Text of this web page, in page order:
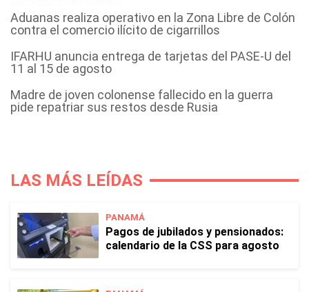
Aduanas realiza operativo en la Zona Libre de Colón
contra el comercio ilícito de cigarrillos
IFARHU anuncia entrega de tarjetas del PASE-U del
11 al 15 de agosto
Madre de joven colonense fallecido en la guerra
pide repatriar sus restos desde Rusia
LAS MÁS LEÍDAS
PANAMÁ
Pagos de jubilados y pensionados:
calendario de la CSS para agosto